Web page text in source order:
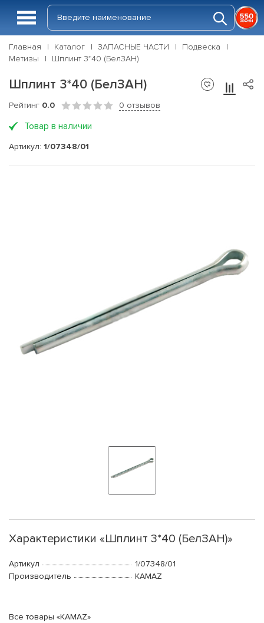
Главная Каталог ЗАПАСНЫЕ ЧАСТИ
Подвеска
Метизы
Шплинт 3*40 (БелЗАН)
Шплинт 3*40 (БелЗАН)
Рейтинг 0.0 0 отзывов
Товар в наличии
Артикул: 1/07348/01
Характеристики «Шплинт 3*40 (БелЗАН)»
Артикул
1/07348/01
Производитель
KAMAZ
Все товары «KAMAZ»